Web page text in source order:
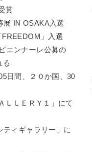
賞
展 IN OSAKA入選
」入選
エンナーレ公募の
る
日間、２０か国、30
ＬＥＲＹ１」にて
ィギャラリー」に